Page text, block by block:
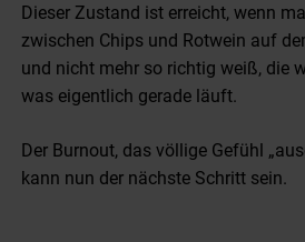
Dieser Zustand ist erreicht, wenn
zwischen Chips und Rotwein auf
und nicht mehr so richtig weiß, die
was eigentlich gerade läuft.
Der Burnout, das völlige Gefühl
kann nun der nächste Schritt sein.